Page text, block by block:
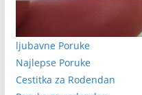
ljubavne Poruke
Najlepse Poruke
Cestitka za Rodendan